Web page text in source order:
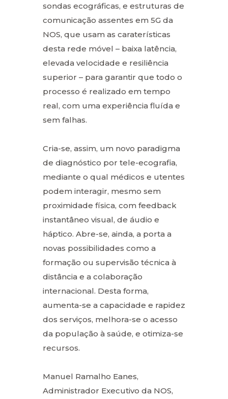
sondas ecográficas, e estruturas de
comunicação assentes em 5G da
NOS, que usam as caraterísticas
desta rede móvel – baixa latência,
elevada velocidade e resiliência
superior – para garantir que todo o
processo é realizado em tempo
real, com uma experiência fluída e
sem falhas.
Cria-se, assim, um novo paradigma
de diagnóstico por tele-ecografia,
mediante o qual médicos e utentes
podem interagir, mesmo sem
proximidade física, com feedback
instantâneo visual, de áudio e
háptico. Abre-se, ainda, a porta a
novas possibilidades como a
formação ou supervisão técnica à
distância e a colaboração
internacional. Desta forma,
aumenta-se a capacidade e rapidez
dos serviços, melhora-se o acesso
da população à saúde, e otimiza-se
recursos.
Manuel Ramalho Eanes,
Administrador Executivo da NOS,